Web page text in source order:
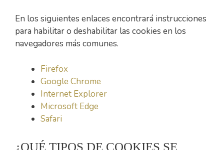
En los siguientes enlaces encontrará instrucciones
para habilitar o deshabilitar las cookies en los
navegadores más comunes.
Firefox
Google Chrome
Internet Explorer
Microsoft Edge
Safari
¿QUÉ TIPOS DE COOKIES SE